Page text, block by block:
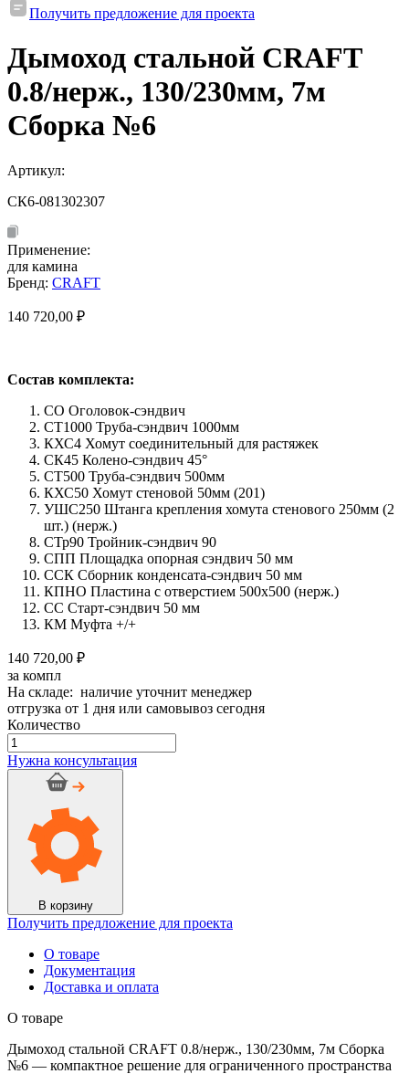
Получить предложение для проекта
Дымоход стальной CRAFT
0.8/нерж., 130/230мм, 7м
Сборка №6
Артикул:
СК6-081302307
Применение:
для камина
Бренд: CRAFT
140 720,00 ₽
Состав комплекта:
СО Оголовок-сэндвич
СТ1000 Труба-сэндвич 1000мм
КХС4 Хомут соединительный для растяжек
СК45 Колено-сэндвич 45°
СТ500 Труба-сэндвич 500мм
КХС50 Хомут стеновой 50мм (201)
УШС250 Штанга крепления хомута стенового 250мм (2
шт.) (нерж.)
СТр90 Тройник-сэндвич 90
СПП Площадка опорная сэндвич 50 мм
ССК Сборник конденсата-сэндвич 50 мм
КПНО Пластина с отверстием 500х500 (нерж.)
СС Старт-сэндвич 50 мм
КМ Муфта +/+
140 720,00 ₽
за компл
На складе: наличие уточнит менеджер
отгрузка от 1 дня или самовывоз сегодня
Количество
Количество
товара
Дымоход
стальной
CRAFT
нерж.,
130/230мм,
Нужна консультация
В корзину
Получить предложение для проекта
О товаре
Документация
Доставка и оплата
О товаре
Дымоход стальной CRAFT 0.8/нерж., 130/230мм, 7м Сборка
№6 — компактное решение для ограниченного пространства